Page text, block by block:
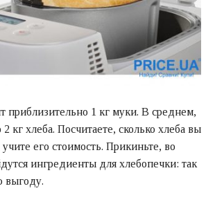
приблизительно 1 кг муки. В среднем,
2 кг хлеба. Посчитаете, сколько хлеба вы
его стоимость. Прикиньте, во
ингредиенты для хлебопечки: так
выгоду.